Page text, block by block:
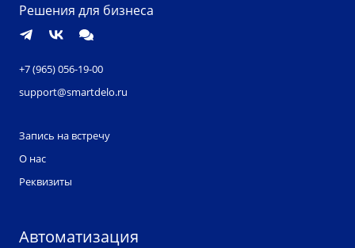
Решения для бизнеса
+7 (965) 056-19-00
support@smartdelo.ru
Запись на встречу
О нас
Реквизиты
Автоматизация